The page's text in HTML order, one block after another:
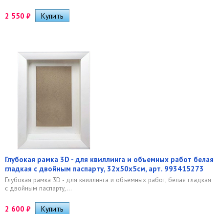
2 550 ₽
Глубокая рамка 3D - для квиллинга и объемных работ белая
гладкая с двойным паспарту, 32х50х5см, арт. 993415273
Глубокая рамка 3D - для квиллинга и объемных работ, белая гладкая
с двойным паспарту,...
2 600 ₽